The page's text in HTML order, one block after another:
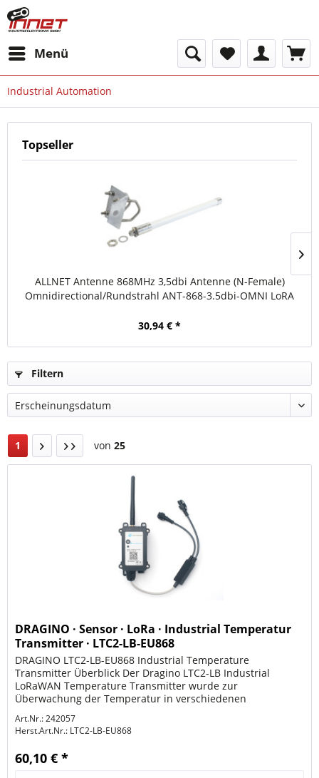
Menü
Industrial Automation
Topseller
ALLNET Antenne 868MHz 3,5dbi Antenne (N-Female)
Omnidirectional/Rundstrahl ANT-868-3.5dbi-OMNI LoRA
30,94 € *
Filtern
1 von 25
DRAGINO · Sensor · LoRa · Industrial Temperatur
Transmitter · LTC2-LB-EU868
DRAGINO LTC2-LB-EU868 Industrial Temperature
Transmitter Überblick Der Dragino LTC2-LB Industrial
LoRaWAN Temperature Transmitter wurde zur
Überwachung der Temperatur in verschiedenen
Art.Nr.: 242057
Herst.Art.Nr.: LTC2-LB-EU868
60,10 € *